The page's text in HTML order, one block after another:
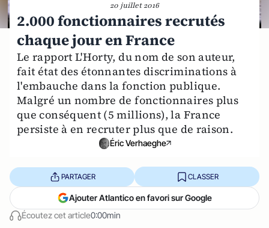
20 juillet 2016
2.000 fonctionnaires recrutés
chaque jour en France
Le rapport L'Horty, du nom de son auteur,
fait état des étonnantes discriminations à
l'embauche dans la fonction publique.
Malgré un nombre de fonctionnaires plus
que conséquent (5 millions), la France
persiste à en recruter plus que de raison.
Éric Verhaeghe
Écoutez cet article0:00min
PARTAGER CLASSER
Ajouter Atlantico en favori sur Google